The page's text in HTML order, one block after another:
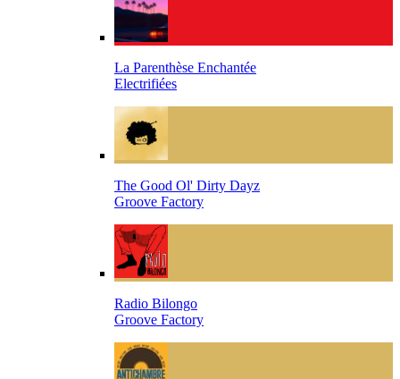
La Parenthèse Enchantée
Electrifiées
The Good Ol' Dirty Dayz
Groove Factory
Radio Bilongo
Groove Factory